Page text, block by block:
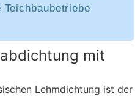
mit
Lehmdichtung ist der